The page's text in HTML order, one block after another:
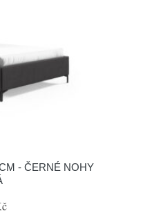
- ČERNÉ NOHY